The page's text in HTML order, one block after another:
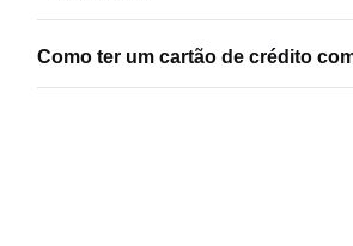
Como ter um cartão de crédito